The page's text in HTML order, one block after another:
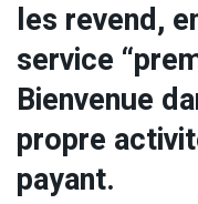
les revend,
service
Bienvenue
propre
payant.